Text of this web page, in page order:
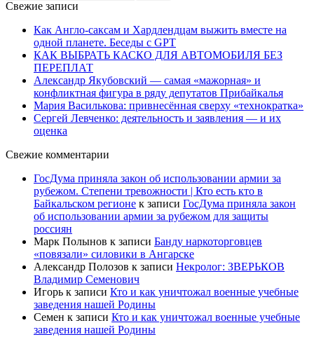
Свежие записи
Как Англо-саксам и Хардлендцам выжить вместе на
одной планете. Беседы с GPT
КАК ВЫБРАТЬ КАСКО ДЛЯ АВТОМОБИЛЯ БЕЗ
ПЕРЕПЛАТ
Александр Якубовский — самая «мажорная» и
конфликтная фигура в ряду депутатов Прибайкалья
Мария Василькова: привнесённая сверху «технократка»
Сергей Левченко: деятельность и заявления — и их
оценка
Свежие комментарии
ГосДума приняла закон об использовании армии за
рубежом. Степени тревожности | Кто есть кто в
Байкальском регионе к записи ГосДума приняла закон
об использовании армии за рубежом для защиты
россиян
Марк Полынов к записи Банду наркоторговцев
«повязали» силовики в Ангарске
Александр Полозов к записи Некролог: ЗВЕРЬКОВ
Владимир Семенович
Игорь к записи Кто и как уничтожал военные учебные
заведения нашей Родины
Семен к записи Кто и как уничтожал военные учебные
заведения нашей Родины